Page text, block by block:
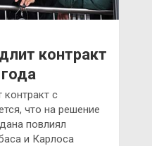
контракт
с
что на решение
повлиял
и Карлоса